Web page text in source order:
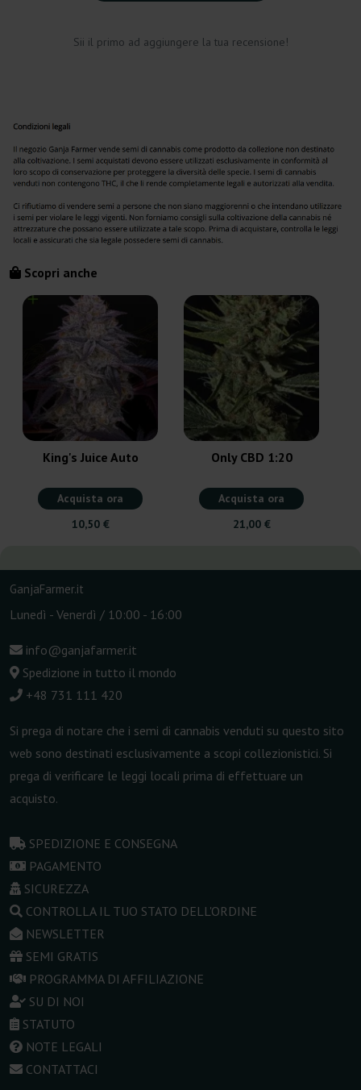
Sii il primo ad aggiungere la tua recensione!
Scopri anche
King's Juice Auto
Acquista ora
10,50 €
Only CBD 1:20
Acquista ora
21,00 €
GanjaFarmer.it
Lunedì - Venerdì / 10:00 - 16:00
info@ganjafarmer.it
Spedizione in tutto il mondo
+48 731 111 420
Si prega di notare che i semi di cannabis venduti su questo sito
web sono destinati esclusivamente a scopi collezionistici. Si
prega di verificare le leggi locali prima di effettuare un
acquisto.
SPEDIZIONE E CONSEGNA
PAGAMENTO
SICUREZZA
CONTROLLA IL TUO STATO DELL'ORDINE
NEWSLETTER
SEMI GRATIS
PROGRAMMA DI AFFILIAZIONE
SU DI NOI
STATUTO
NOTE LEGALI
CONTATTACI